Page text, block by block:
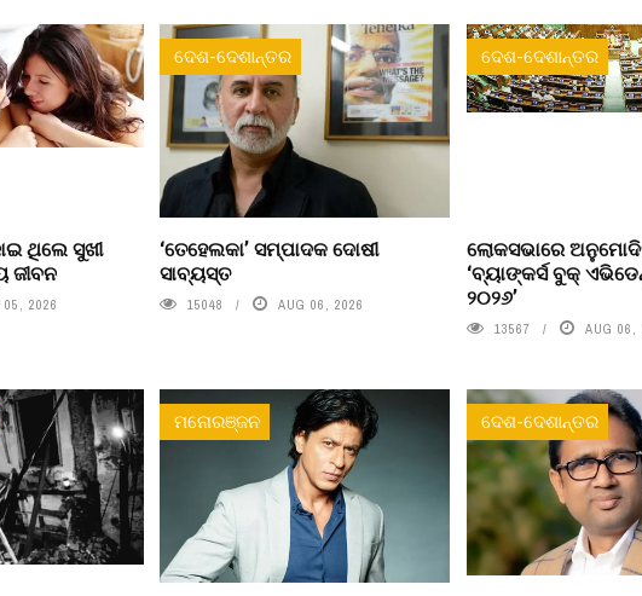
ଥିଲେ ସୁଖୀ
ଜୀବନ
05, 2026
ଦେଶ-ଦେଶାନ୍ତର
‘ତେହେଲକା’ ସମ୍ପାଦକ ଦୋଷୀ
ସାବ୍ୟସ୍ତ
15048 AUG 06, 2026
ଦେଶ-ଦେଶାନ୍ତର
ଲୋକସଭାରେ
‘ବ୍ୟାଙ୍କର୍ସ ବୁକ୍
୨୦୨୬’
13567 AUG 06,
ମନୋରଞ୍ଜନ ଦେଶ-ଦେଶାନ୍ତର